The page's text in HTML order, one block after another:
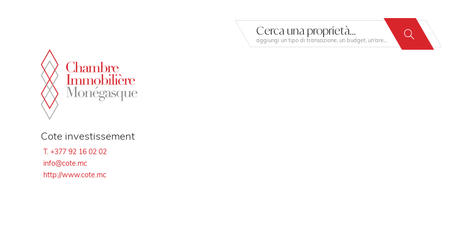
Cerca una proprietà...
Cote investissement
T. +377 92 16 02 02
info@cote.mc
http://www.cote.mc